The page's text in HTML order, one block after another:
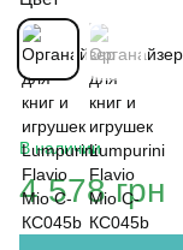
В наличии
4 578 грн